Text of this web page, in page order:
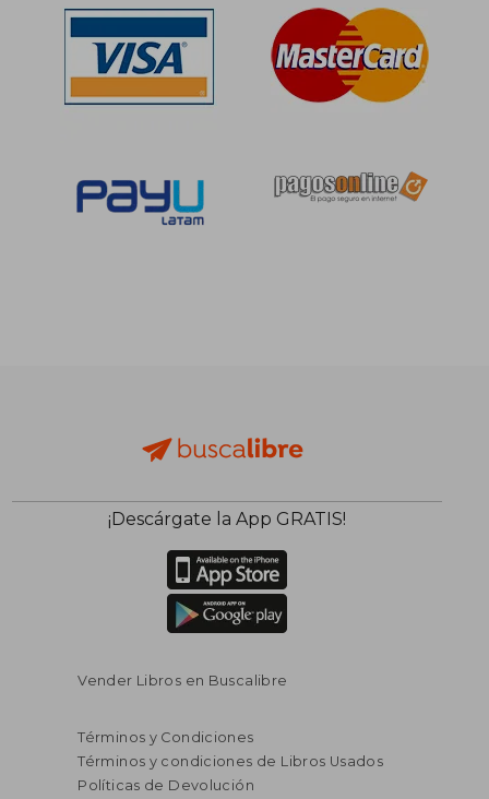
¡Descárgate la App GRATIS!
Vender Libros en Buscalibre
Términos y Condiciones
Términos y condiciones de Libros Usados
Políticas de Devolución